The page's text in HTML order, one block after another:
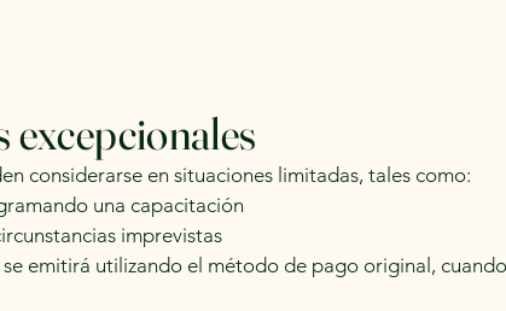
excepcionales
considerarse en situaciones limitadas, tales como:
una capacitación
imprevistas
emitirá utilizando el método de pago original,